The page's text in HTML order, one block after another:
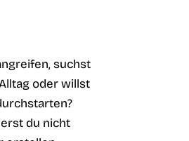
suchst
oder willst
du nicht